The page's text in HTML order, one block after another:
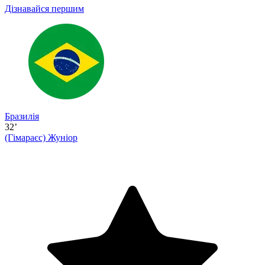
Дізнавайся першим
Бразилія
32’
(Гімараєс) Жуніор